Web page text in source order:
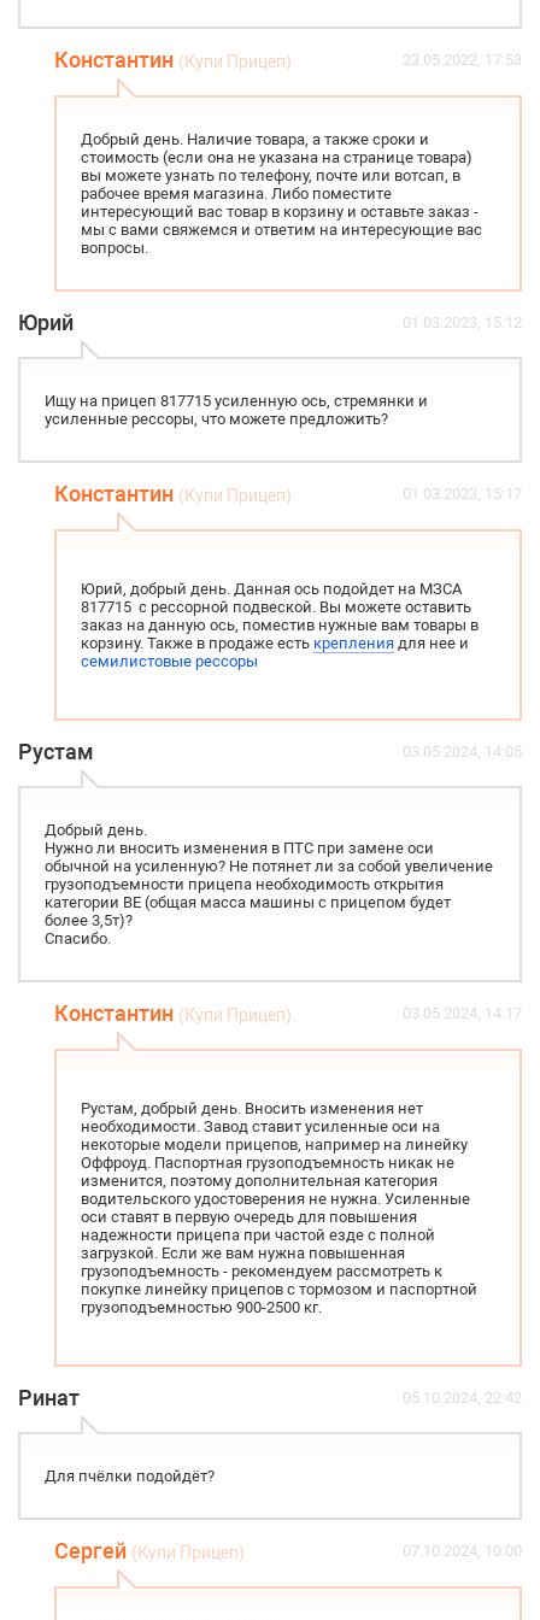
Константин (Купи Прицеп) 23.05.2022, 17:53
Добрый день. Наличие товара, а также сроки и
стоимость (если она не указана на странице товара)
вы можете узнать по телефону, почте или вотсап, в
рабочее время магазина. Либо поместите
интересующий вас товар в корзину и оставьте заказ -
мы с вами свяжемся и ответим на интересующие вас
вопросы.
Юрий 01.03.2023, 15:12
Ищу на прицеп 817715 усиленную ось, стремянки и
усиленные рессоры, что можете предложить?
Константин (Купи Прицеп) 01.03.2023, 15:17
Юрий, добрый день. Данная ось подойдет на МЗСА
817715 с рессорной подвеской. Вы можете оставить
заказ на данную ось, поместив нужные вам товары в
корзину. Также в продаже есть крепления для нее и
семилистовые рессоры
Рустам 03.05.2024, 14:05
Добрый день.
Нужно ли вносить изменения в ПТС при замене оси
обычной на усиленную? Не потянет ли за собой увеличение
грузоподъемности прицепа необходимость открытия
категории ВЕ (общая масса машины с прицепом будет
более 3,5т)?
Спасибо.
Константин (Купи Прицеп) 03.05.2024, 14:17
Рустам, добрый день. Вносить изменения нет
необходимости. Завод ставит усиленные оси на
некоторые модели прицепов, например на линейку
Оффроуд. Паспортная грузоподъемность никак не
изменится, поэтому дополнительная категория
водительского удостоверения не нужна. Усиленные
оси ставят в первую очередь для повышения
надежности прицепа при частой езде с полной
загрузкой. Если же вам нужна повышенная
грузоподъемность - рекомендуем рассмотреть к
покупке линейку прицепов с тормозом и паспортной
грузоподъемностью 900-2500 кг.
Ринат 05.10.2024, 22:42
Для пчёлки подойдёт?
Сергей (Купи Прицеп) 07.10.2024, 10:00